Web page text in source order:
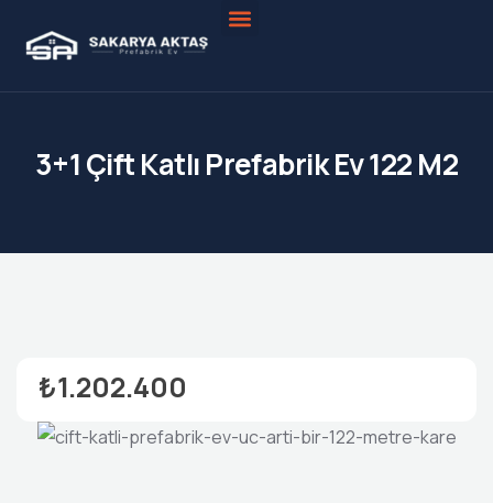
3+1 Çift Katlı Prefabrik Ev 122 M2
₺1.202.400